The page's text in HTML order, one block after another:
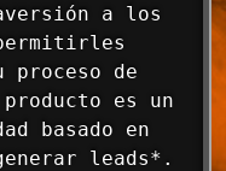
a los
de
es un
basado en
leads*.